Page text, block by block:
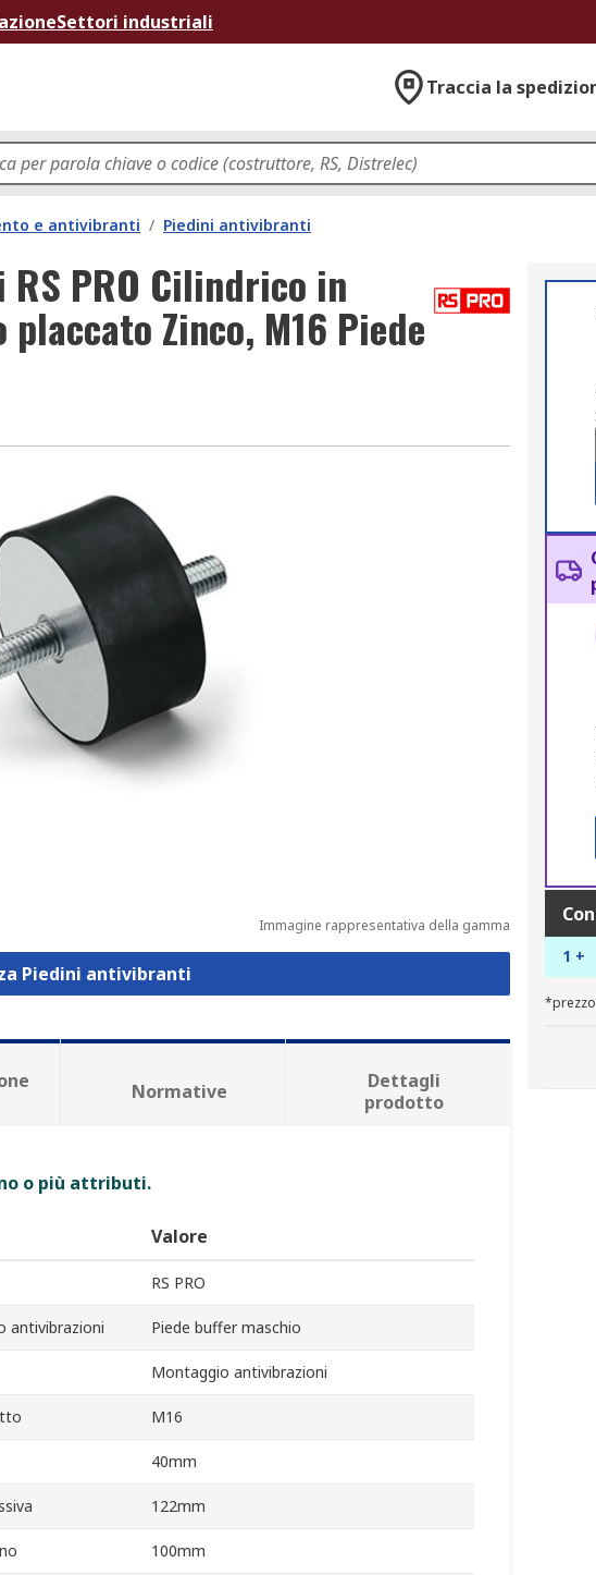
Settori industriali
Traccia la
e antivibranti / Piedini antivibranti
PRO Cilindrico in
Zinco, M16 Piede
Immagine rappresentativa della gamma
Piedini antivibranti
1 +
Normative
Dettagli
prodotto
o più attributi.
Valore
RS PRO
antivibrazioni Piede buffer maschio
Montaggio antivibrazioni
M16
40mm
122mm
100mm